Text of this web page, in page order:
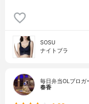
SOSU
ナイトブラ
毎日弁当OLブロガ
春香